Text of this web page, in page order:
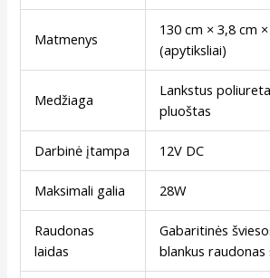
Matmenys
130 cm × 3,8 cm
(apytiksliai)
Medžiaga
Lankstus
pluoštas
Darbinė įtampa 12V DC
Maksimali galia 28W
Raudonas
laidas
Gabaritinės
blankus raudonas